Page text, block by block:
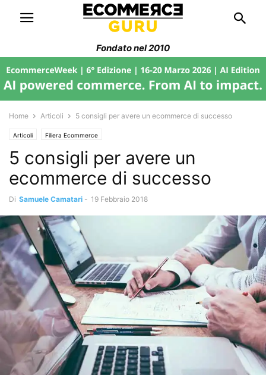
Fondato nel 2010
Home Articoli 5 consigli per avere un ecommerce di successo
Articoli Filiera Ecommerce
5 consigli per avere un
ecommerce di successo
Di Samuele Camatari - 19 Febbraio 2018